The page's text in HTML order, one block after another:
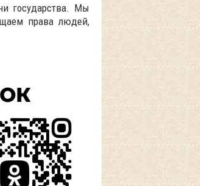
государства. Мы
права людей,